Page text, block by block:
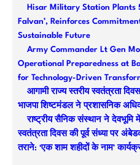
Hisar Military Station Plants
Falvan’, Reinforces
Sustainable Future
Army Commander Lt Gen
Operational Preparedness at
for Technology-Driven
आगामी राज्य स्तरीय स्वतंत्रता
भाजपा शिष्टमंडल ने प्रशासनिक
राष्ट्रीय सैनिक संस्थान ने देवभूमि
स्वतंत्रता दिवस की पूर्व संध्या पर
तराने: ‘एक शाम शहीदों के नाम’